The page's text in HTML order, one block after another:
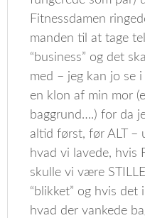
Fitnessdamen
manden til at tage
“business” og det
med – jeg kan jo se
en klon af min mor
baggrund….) for da
altid først, før ALT –
hvad vi lavede, hvis
skulle vi være
“blikket” og hvis det
hvad der vankede